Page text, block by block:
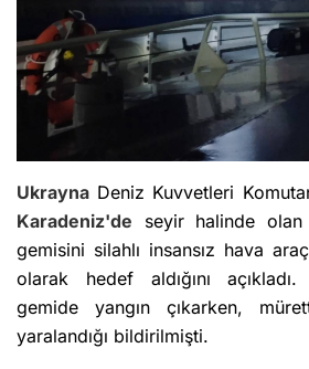
Ukrayna Deniz Kuvvetleri
Karadeniz'de seyir halinde
gemisini silahlı insansız hava
olarak hedef aldığını açıkladı.
gemide yangın çıkarken,
yaralandığı bildirilmişti.